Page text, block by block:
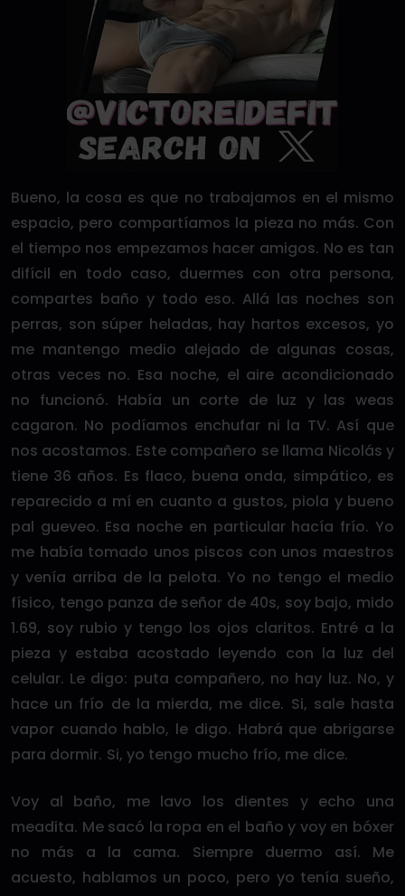
Bueno, la cosa es que no trabajamos en el mismo
espacio, pero compartíamos la pieza no más. Con
el tiempo nos empezamos hacer amigos. No es tan
difícil en todo caso, duermes con otra persona,
compartes baño y todo eso. Allá las noches son
perras, son súper heladas, hay hartos excesos, yo
me mantengo medio alejado de algunas cosas,
otras veces no. Esa noche, el aire acondicionado
no funcionó. Había un corte de luz y las weas
cagaron. No podíamos enchufar ni la TV. Así que
nos acostamos. Este compañero se llama Nicolás y
tiene 36 años. Es flaco, buena onda, simpático, es
reparecido a mí en cuanto a gustos, piola y bueno
pal gueveo. Esa noche en particular hacía frío. Yo
me había tomado unos piscos con unos maestros
y venía arriba de la pelota. Yo no tengo el medio
físico, tengo panza de señor de 40s, soy bajo, mido
1.69, soy rubio y tengo los ojos claritos. Entré a la
pieza y estaba acostado leyendo con la luz del
celular. Le digo: puta compañero, no hay luz. No, y
hace un frío de la mierda, me dice. Si, sale hasta
vapor cuando hablo, le digo. Habrá que abrigarse
para dormir. Si, yo tengo mucho frío, me dice.
Voy al baño, me lavo los dientes y echo una
meadita. Me sacó la ropa en el baño y voy en bóxer
no más a la cama. Siempre duermo así. Me
acuesto, hablamos un poco, pero yo tenía sueño,